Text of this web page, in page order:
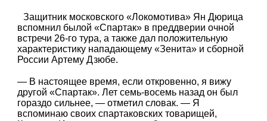
Защитник московского «Локомотива» Ян Дюрица
вспомнил былой «Спартак» в преддверии очной
встречи 26-го тура, а также дал положительную
характеристику нападающему «Зенита» и сборной
России Артему Дзюбе.
— В настоящее время, если откровенно, я вижу
другой «Спартак». Лет семь-восемь назад он был
гораздо сильнее, — отметил словак. — Я
вспоминаю своих спартаковских товарищей,